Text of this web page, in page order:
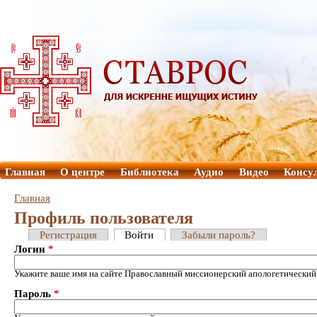
Главная О центре Библиотека Аудио Видео
Главная
Профиль пользователя
Регистрация Войти
Забыли пароль?
Логин *
Укажите ваше имя на сайте Православный миссионерский
Пароль *